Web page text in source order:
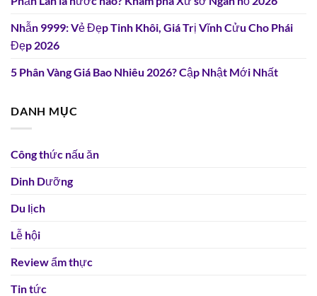
Nhẫn 9999: Vẻ Đẹp Tinh Khôi, Giá Trị Vĩnh Cửu Cho Phái
Đẹp 2026
5 Phân Vàng Giá Bao Nhiêu 2026? Cập Nhật Mới Nhất
DANH MỤC
Công thức nấu ăn
Dinh Dưỡng
Du lịch
Lễ hội
Review ẩm thực
Tin tức